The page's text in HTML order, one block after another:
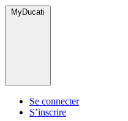
MyDucati
Se connecter
S’inscrire